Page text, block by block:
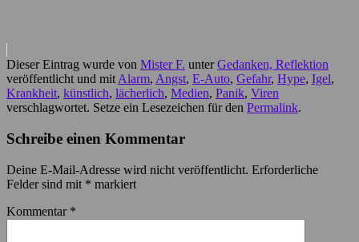
Dieser Eintrag wurde von Mister F. unterGedanken, Reflektion
veröffentlicht und mitAlarm, Angst, E-Auto, Gefahr, Hype, Igel,
Krankheit, künstlich, lächerlich, Medien, Panik, Viren
verschlagwortet. Setze ein Lesezeichen für den Permalink.
Schreibe einen Kommentar
Deine E-Mail-Adresse wird nicht veröffentlicht. Erforderliche
Felder sind mit * markiert
Kommentar *